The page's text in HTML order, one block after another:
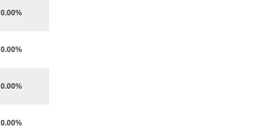
0.00%
0.00%
0.00%
0.00%